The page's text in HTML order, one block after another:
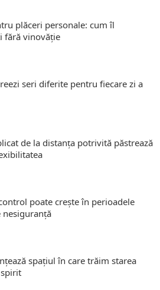
plăceri personale: cum îl
fără vinovăție
seri diferite pentru fiecare zi a
de la distanța potrivită păstrează
poate crește în perioadele
nesiguranță
spațiul în care trăim starea